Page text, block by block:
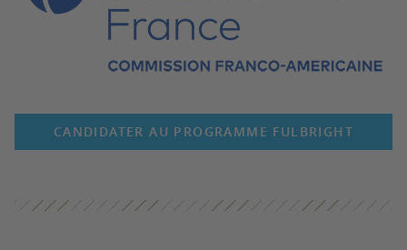
CANDIDATER AU PROGRAMME FULBRIGHT